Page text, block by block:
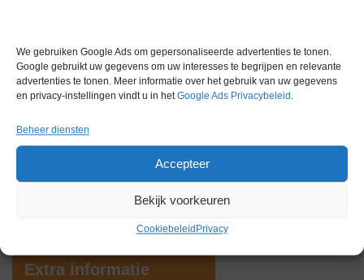
We gebruiken Google Ads om gepersonaliseerde advertenties te tonen.
Google gebruikt uw gegevens om uw interesses te begrijpen en relevante
advertenties te tonen. Meer informatie over het gebruik van uw gegevens
en privacy-instellingen vindt u in hetGoogle Ads Privacybeleid .
Beheer diensten
Accepteer
Bekijk voorkeuren
Cookiebeleid Privacy
Toepassingen
Dit apparaat wordt gebruikt voor diverse toepassingen waar
nauwkeurige temperatuurcontrole en menging vereist zijn:
Moleculaire biologie
enzymreacties.
: denaturatie van eiwitten en hybridisatie van
nucleïnezuren.
: monstervoorbereiding voor
diagnostische tests en ELISA-bepalingen.
Extra informatie